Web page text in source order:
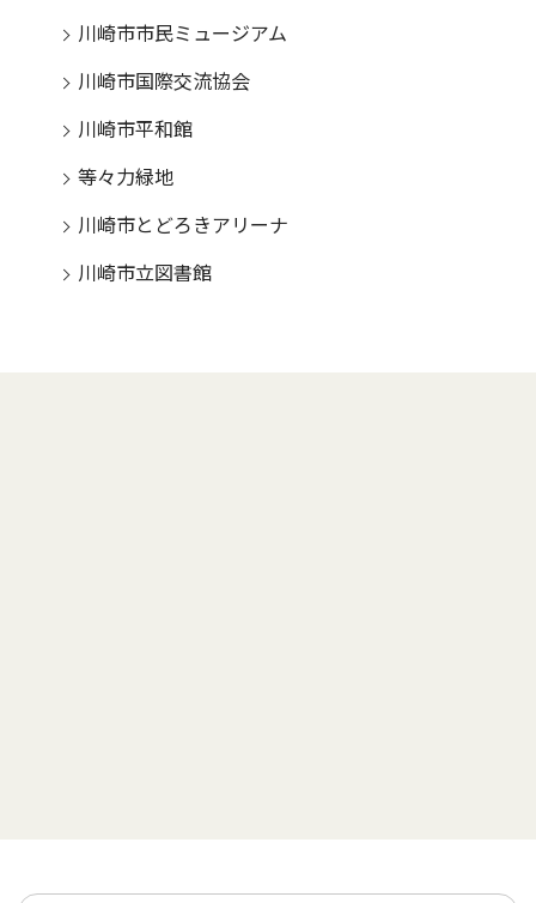
川崎市市民ミュージアム
川崎市国際交流協会
川崎市平和館
等々力緑地
川崎市とどろきアリーナ
川崎市立図書館